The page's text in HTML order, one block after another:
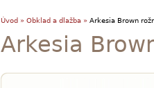
Úvod » Obklad a dlažba »Arkesia Brown
Arkesia